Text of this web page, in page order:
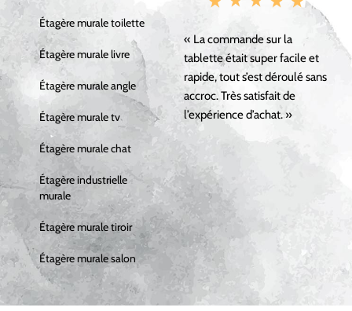
Étagère murale toilette
Étagère murale livre
Étagère murale angle
Étagère murale tv
Étagère murale chat
Étagère industrielle
murale
Étagère murale tiroir
Étagère murale salon
« La commande sur la
tablette était super facile et
rapide, tout s’est déroulé sans
accroc. Très satisfait de
l’expérience d’achat. »